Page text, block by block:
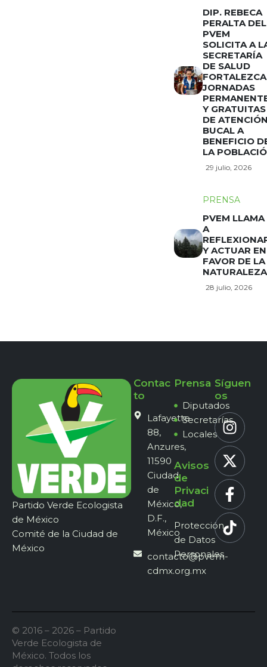
DIP. REBECA
PERALTA DEL
PVEM
SOLICITA A
SECRETARÍA
DE SALUD
FORTALEZCA
JORNADAS
Y GRATUITAS
DE
BUCAL A
BENEFICIO
LA
29 julio, 2026
PRENSA
PVEM LLAMA
A
Y ACTUAR EN
FAVOR DE LA
NATURALEZA
28 julio, 2026
Partido Verde Ecologista
de México
Comité de la Ciudad de
México
Contac
to
Lafayette
88,
Anzures,
11590
Ciudad
de
México,
D.F.,
México
contacto@pvem-
cdmx.org.mx
Prensa
Diputados
Secretarías
Locales
Avisos
de
Privaci
dad
Protección
de Datos
Personales
Síguen
os
© 2016 – 2026 – Partido
Verde Ecologista de
México. Todos los